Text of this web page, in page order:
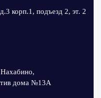
корп.1, подъезд 2, эт. 2
дома №13А